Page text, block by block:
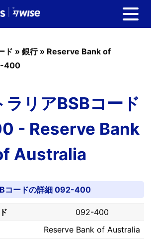
ド » 銀行» Reserve Bank of
400
ラリアBSBコード
- Reserve Bank
Australia
コードの詳細 092-400
092-400
Reserve Bank of Australia